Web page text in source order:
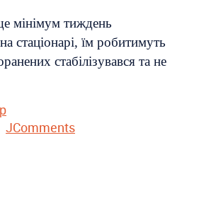
мінімум тиждень
стаціонарі, їм робитимуть
стабілізувався та не
JComments